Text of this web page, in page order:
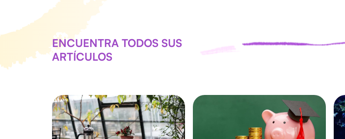
ENCUENTRA TODOS SUS
ARTÍCULOS